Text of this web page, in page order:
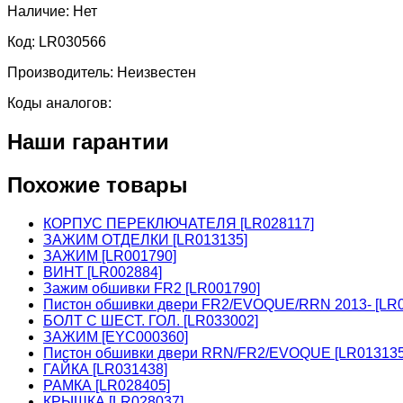
Наличие: Нет
Код: LR030566
Производитель: Неизвестен
Коды аналогов:
Наши гарантии
Похожие товары
КОРПУС ПЕРЕКЛЮЧАТЕЛЯ [LR028117]
ЗАЖИМ ОТДЕЛКИ [LR013135]
ЗАЖИМ [LR001790]
ВИНТ [LR002884]
Зажим обшивки FR2 [LR001790]
Пистон обшивки двери FR2/EVOQUE/RRN 2013-
БОЛТ С ШЕСТ. ГОЛ. [LR033002]
ЗАЖИМ [EYC000360]
Пистон обшивки двери RRN/FR2/EVOQUE
ГАЙКА [LR031438]
РАМКА [LR028405]